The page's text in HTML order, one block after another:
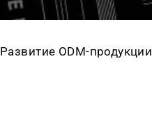
Развитие ODМ-продукции